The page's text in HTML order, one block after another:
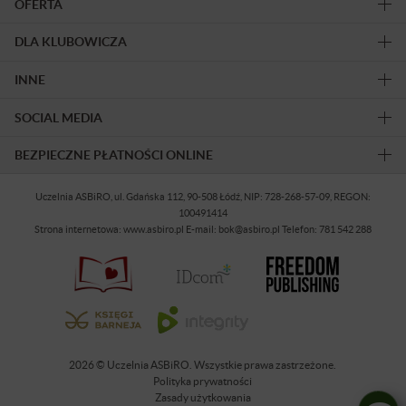
OFERTA
DLA KLUBOWICZA
INNE
SOCIAL MEDIA
BEZPIECZNE PŁATNOŚCI ONLINE
Uczelnia ASBiRO, ul. Gdańska 112, 90-508 Łódź, NIP: 728-268-57-09, REGON:
100491414
Strona internetowa: www.asbiro.pl E-mail: bok@asbiro.pl Telefon: 781 542 288
2026 © Uczelnia ASBiRO. Wszystkie prawa zastrzeżone.
Polityka prywatności
Zasady użytkowania